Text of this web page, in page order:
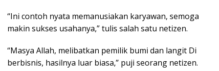
“Ini contoh nyata memanusiakan karyawan, semoga
makin sukses usahanya,” tulis salah satu netizen.
“Masya Allah, melibatkan pemilik bumi dan langit Di
berbisnis, hasilnya luar biasa,” puji seorang netizen.